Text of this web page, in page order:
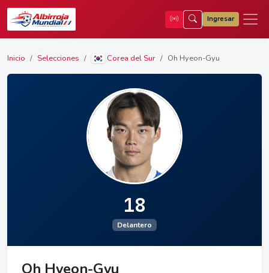
Ingresar
Inicio Selecciones Corea del Sur Oh Hyeon-Gyu
18
Delantero
Oh Hyeon-Gyu